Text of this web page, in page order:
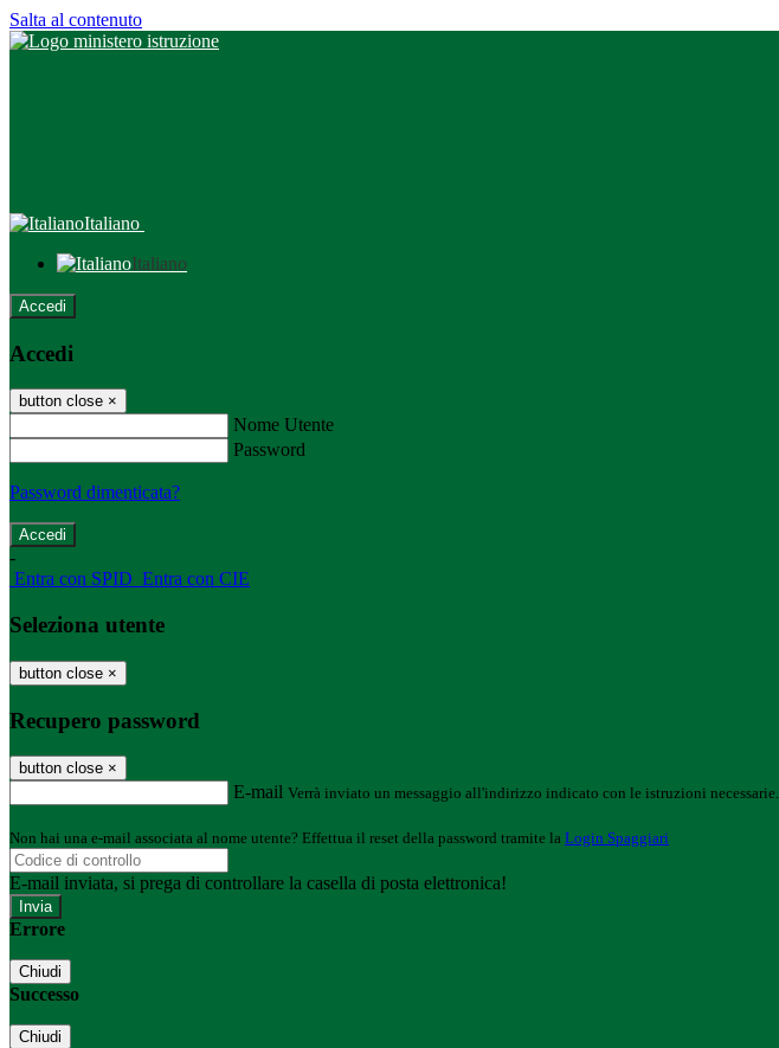
Salta al contenuto
Italiano
Italiano
Accedi
Accedi
button close ×
Nome Utente
Password
Password dimenticata?
-
Entra con SPID Entra con CIE
Seleziona utente
button close ×
Recupero password
button close ×
E-mail Verrà inviato un messaggio all'indirizzo indicato con le istruzioni necessarie.
Non hai una e-mail associata al nome utente? Effettua il reset della password tramite la Login Spaggiari
E-mail inviata, si prega di controllare la casella di posta elettronica!
Errore
Chiudi
Successo
Chiudi